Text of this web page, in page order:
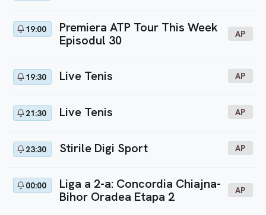
19:00
Premiera ATP Tour This Week
Episodul 30
AP
19:30 Live Tenis AP
21:30 Live Tenis AP
23:30 Stirile Digi Sport AP
00:00
Liga a 2-a: Concordia Chiajna-
Bihor Oradea Etapa 2
AP